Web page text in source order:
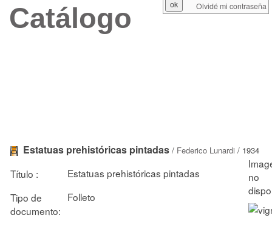
Catálogo
Estatuas prehistóricas pintadas / Federico Lunardi / 1934
Título :
Estatuas prehistóricas pintadas
Tipo de
documento:
Folleto
Olvidé mi contraseña